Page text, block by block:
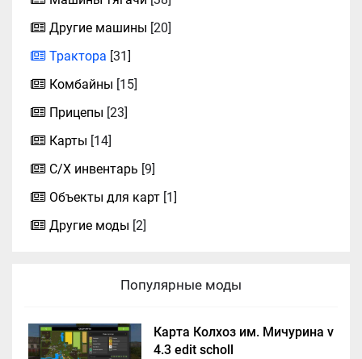
Другие машины [20]
Трактора [31]
Комбайны [15]
Прицепы [23]
Карты [14]
С/Х инвентарь [9]
Объекты для карт [1]
Другие моды [2]
Популярные моды
Карта Колхоз им. Мичурина v
4.3 edit scholl